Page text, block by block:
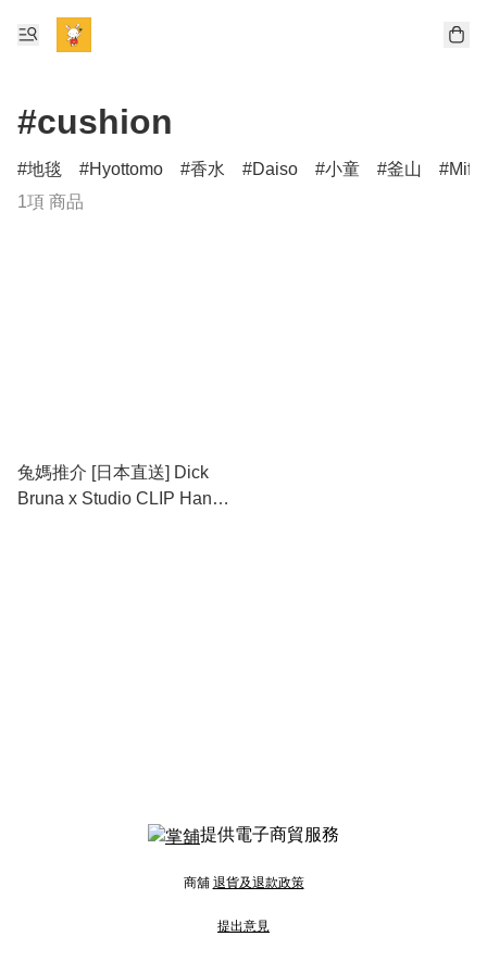
#cushion
地毯 Hyottomo 香水 Daiso 小童 釜山
1項 商品
兔媽推介 [日本直送] Dick
Bruna x Studio CLIP Hand-
提供電子商貿服務
商舖 退貨及退款政策
提出意見